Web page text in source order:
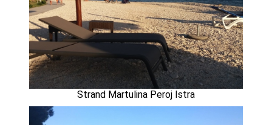
Strand Martulina Peroj Istra